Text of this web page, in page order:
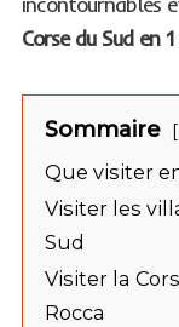
Corse du Sud en
Sommaire
Que visiter
Visiter les
Sud
Visiter la
Rocca